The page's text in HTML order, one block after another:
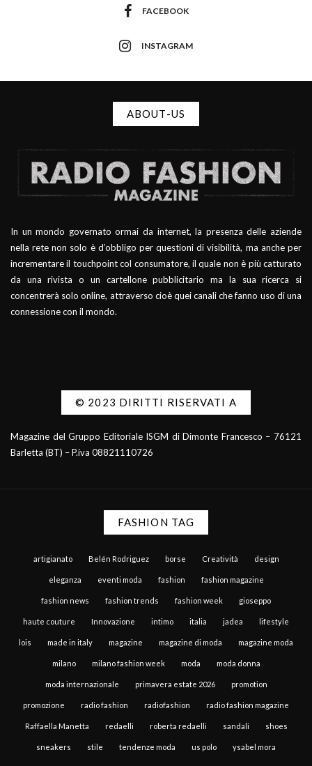
FACEBOOK
INSTAGRAM
ABOUT-US
In un mondo governato ormai da internet, la presenza delle aziende
nella rete non solo è d’obbligo per questioni di visibilità, ma anche per
incrementare il touchpoint col consumatore, il quale non è più catturato
da una rivista o un cartellone pubblicitario ma la sua ricerca si
concentrerà solo online, attraverso cioè quei canali che fanno uso di una
connessione con il mondo.
© 2023 DIRITTI RISERVATI A
Magazine del Gruppo Editoriale ISGM di Dimonte Francesco – 76121
Barletta (BT) – P.iva 08821110726
FASHION TAG
artigianato Belén Rodriguez borse Creatività design
eleganza eventi moda fashion fashion magazine
fashion news fashion trends fashion week gioseppo
haute couture Innovazione intimo italia jadea lifestyle
lois made in italy magazine magazine di moda magazine moda
milano milano fashion week moda moda donna
moda internazionale primavera estate 2026 promotion
promozione radio fashion radiofashion radio fashion magazine
Raffaella Manetta redaelli roberta redaelli sandali shoes
sneakers stile tendenze moda us polo ysabel mora